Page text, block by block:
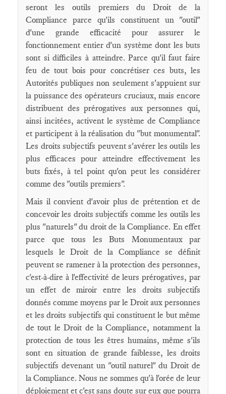
seront les outils premiers du Droit de la
Compliance parce qu'ils constituent un "outil"
d'une grande efficacité pour assurer le
fonctionnement entier d'un système dont les buts
sont si difficiles à atteindre. Parce qu'il faut faire
feu de tout bois pour concrétiser ces buts, les
Autorités publiques non seulement s'appuient sur
la puissance des opérateurs cruciaux, mais encore
distribuent des prérogatives aux personnes qui,
ainsi incitées, activent le système de Compliance
et participent à la réalisation du "but monumental".
Les droits subjectifs peuvent s'avérer les outils les
plus efficaces pour atteindre effectivement les
buts fixés, à tel point qu'on peut les considérer
comme des "outils premiers".
Mais il convient d'avoir plus de prétention et de
concevoir les droits subjectifs comme les outils les
plus "naturels" du droit de la Compliance. En effet
parce que tous les Buts Monumentaux par
lesquels le Droit de la Compliance se définit
peuvent se ramener à la protection des personnes,
c'est-à-dire à l'effectivité de leurs prérogatives, par
un effet de miroir entre les droits subjectifs
donnés comme moyens par le Droit aux personnes
et les droits subjectifs qui constituent le but même
de tout le Droit de la Compliance, notamment la
protection de tous les êtres humains, même s'ils
sont en situation de grande faiblesse, les droits
subjectifs devenant un "outil naturel" du Droit de
la Compliance. Nous ne sommes qu'à l'orée de leur
déploiement et c'est sans doute sur eux que pourra